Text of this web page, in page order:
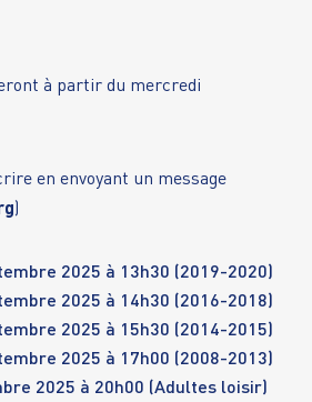
à partir du mercredi
en envoyant un message
)
2025 à 13h30 (2019-2020)
2025 à 14h30 (2016-2018)
2025 à 15h30 (2014-2015)
2025 à 17h00 (2008-2013)
2025 à 20h00 (Adultes loisir)